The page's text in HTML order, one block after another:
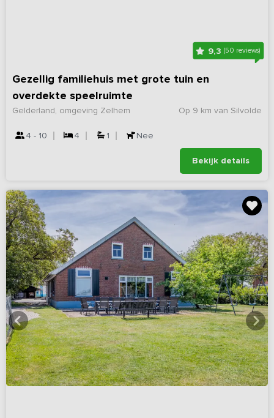
9,3 (50 reviews)
Gezellig familiehuis met grote tuin en
overdekte speelruimte
Op 9 km van Silvolde
Gelderland, omgeving Zelhem
4 - 10 4 1 Nee
Bekijk details